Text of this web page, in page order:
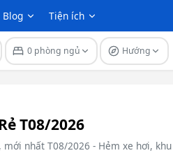
Blog Tiện ích
0 phòng ngủ Hướng
T08/2026
nhất T08/2026 - Hẻm xe hơi,